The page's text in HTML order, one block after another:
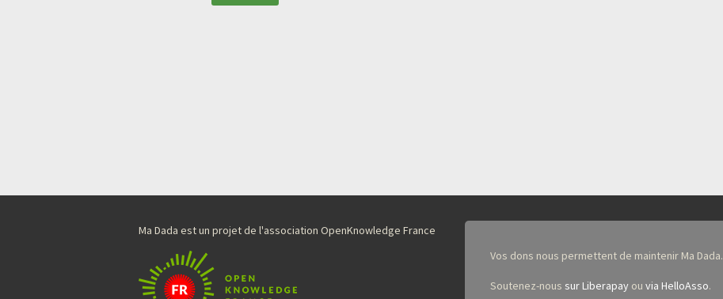
Ma Dada est un projet de l'association OpenKnowledge France
Vos dons nous permettent de maintenir Ma Dada.
Soutenez-nous sur Liberapayou via HelloAsso.